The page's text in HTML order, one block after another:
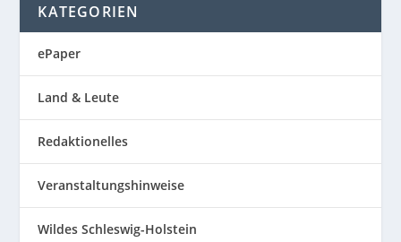
KATEGORIEN
ePaper
Land & Leute
Redaktionelles
Veranstaltungshinweise
Wildes Schleswig-Holstein